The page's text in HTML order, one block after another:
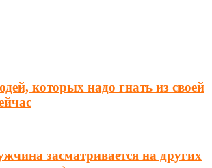
которых надо гнать из своей
засматривается на других